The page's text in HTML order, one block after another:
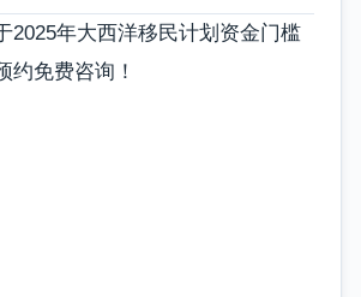
2025年大西洋移民计划资金门槛
约免费咨询！